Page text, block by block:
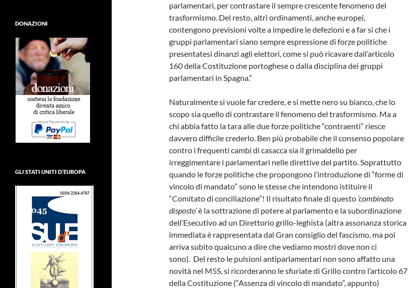
parlamentari, per contrastare il sempre crescente fenomeno del
trasformismo. Del resto, altri ordinamenti, anche europei,
contengono previsioni volte a impedire le defezioni e a far sì che i
gruppi parlamentari siano sempre espressione di forze politiche
presentatesi dinanzi agli elettori, come si può ricavare dall’articolo
160 della Costituzione portoghese o dalla disciplina dei gruppi
parlamentari in Spagna.”
Naturalmente si vuole far credere, e si mette nero su bianco, che lo
scopo sia quello di contrastare il fenomeno del trasformismo. Ma a
chi abbia fatto la tara alle due forze politiche “contraenti” riesce
davvero difficile crederlo. Ben più probabile che il consenso popolare
contro i frequenti cambi di casacca sia il grimaldello per
irreggimentare i parlamentari nelle direttive del partito. Soprattutto
quando le forze politiche che propongono l’introduzione di “forme di
vincolo di mandato” sono le stesse che intendono istituire il
“Comitato di conciliazione”! Il risultato finale di questo ‘combinato
disposto’è la sottrazione di potere al parlamento e la subordinazione
dell’Esecutivo ad un Direttorio grillo-leghista (altra assonanza storica
immediata è rappresentata dal Gran consiglio del fascismo, ma poi
arriva subito qualcuno a dire che vediamo mostri dove non ci
sono). Del resto le pulsioni antiparlamentari non sono affatto una
novità nel M5S, si ricorderanno le sfuriate di Grillo contro l’articolo 67
della Costituzione (“Assenza di vincolo di mandato”, appunto)
DONAZIONI
GLI STATI UNITI D’EUROPA